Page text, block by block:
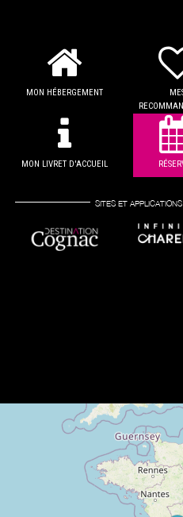
MON HÉBERGEMENT
MON LIVRET D'ACCUEIL
SITES ET